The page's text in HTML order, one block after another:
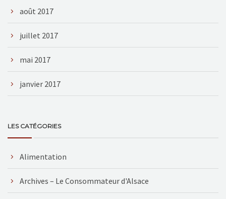
août 2017
juillet 2017
mai 2017
janvier 2017
LES CATÉGORIES
Alimentation
Archives – Le Consommateur d'Alsace